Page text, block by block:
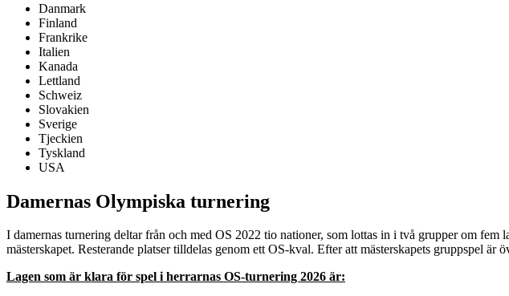
Danmark
Finland
Frankrike
Italien
Kanada
Lettland
Schweiz
Slovakien
Sverige
Tjeckien
Tyskland
USA
Damernas Olympiska turnering
I damernas turnering deltar från och med OS 2022 tio nationer, som lottas in i två grupper om
mästerskapet. Resterande platser tilldelas genom ett OS-kval. Efter att mästerskapets gruppspel
Lagen som är klara för spel i herrarnas OS-turnering 2026 är: